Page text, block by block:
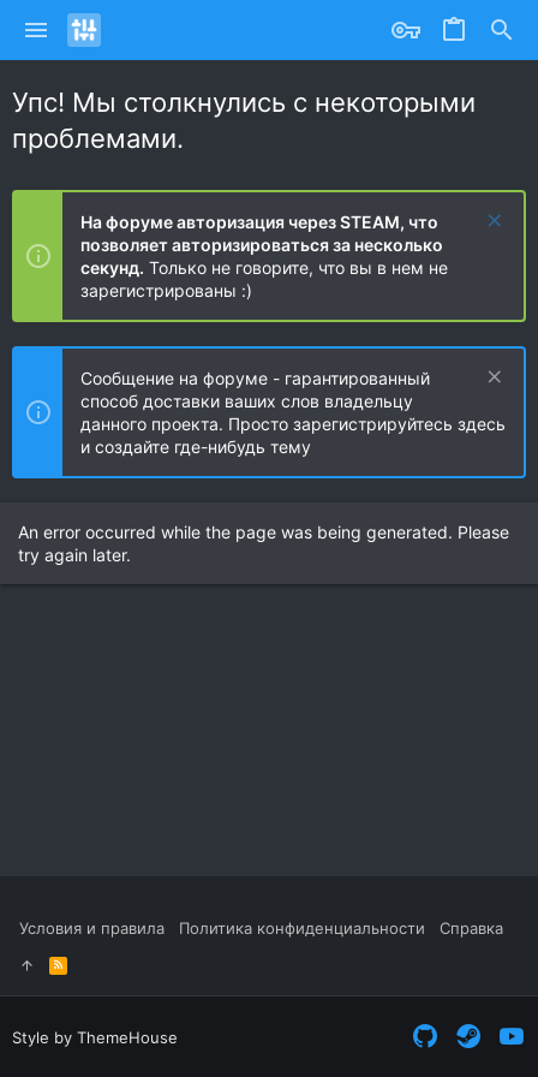
Упс! Мы столкнулись с некоторыми
проблемами.
На форуме авторизация через STEAM, что
позволяет авторизироваться за несколько
секунд. Только не говорите, что вы в нем не
зарегистрированы :)
Сообщение на форуме - гарантированный
способ доставки ваших слов владельцу
данного проекта. Просто зарегистрируйтесь здесь
и создайте где-нибудь тему
An error occurred while the page was being generated. Please
try again later.
Условия и правила Политика конфиденциальности Справка
R
S
S
Style by ThemeHouse